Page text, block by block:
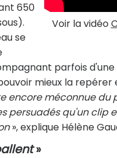
Voir la vidéo
650
se
parfois
mieux la
encore méconnue
persuadés qu'un clip
», explique Hélène
»